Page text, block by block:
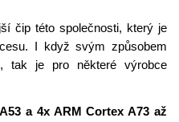
čip této společnosti, který je
I když svým způsobem
tak je pro některé výrobce
a 4x ARM Cortex A73 až